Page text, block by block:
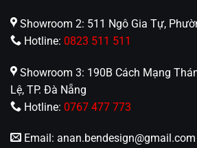
Showroom 2: 511 Ngô Gia Tự,
Hotline: 0823 511 511
Showroom 3: 190B Cách Mạng
Lệ, TP. Đà Nẵng
Hotline: 0767 477 773
Email: anan.bendesign@gmail.com